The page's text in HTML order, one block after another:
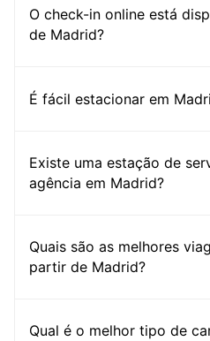
O check-in online está
de Madrid?
É fácil estacionar em
Existe uma estação de
agência em Madrid?
Quais são as melhores
partir de Madrid?
Qual é o melhor tipo de